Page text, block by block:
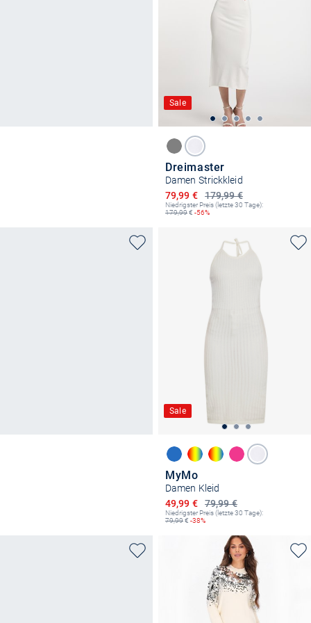
Sale
Dreimaster
Damen Strickkleid
179,99 €
Ermäßigter Preis
79,99 €
Niedrigster Preis (letzte 30 Tage):
179,99€ -56%
Sale
MyMo
Damen Kleid
79,99 €
Ermäßigter Preis
49,99 €
Niedrigster Preis (letzte 30 Tage):
79,99€ -38%